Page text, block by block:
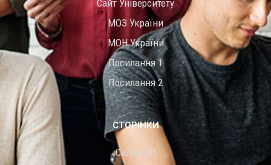
Сайт Університету
МОЗ України
МОН України
Посилання 1
Посилання 2
СТОРІНКИ
Склад ВР